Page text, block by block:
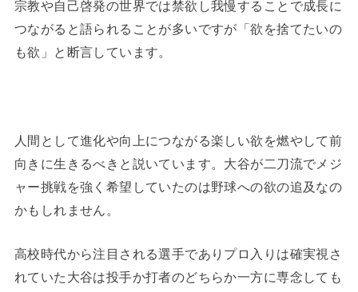
宗教や自己啓発の世界では禁欲し我慢することで成長に
つながると語られることが多いですが「欲を捨てたいの
も欲」と断言しています。
人間として進化や向上につながる楽しい欲を燃やして前
向きに生きるべきと説いています。大谷が二刀流でメジ
ャー挑戦を強く希望していたのは野球への欲の追及なの
かもしれません。
高校時代から注目される選手でありプロ入りは確実視さ
れていた大谷は投手か打者のどちらか一方に専念しても